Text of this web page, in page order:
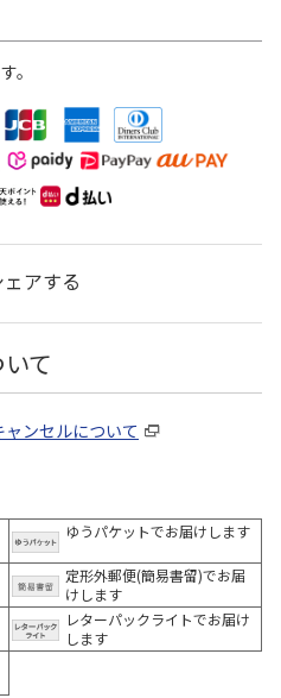
。
ェアする
て
ンセルについて
ゆうパケットでお届けします
定形外郵便(簡易書留)でお届
けします
レターパックライトでお届け
します